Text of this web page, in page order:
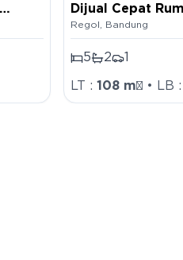
Dijual Cepat
Pasir Salam
Regol Bandung
5 2
LT : 108 m² • LB :